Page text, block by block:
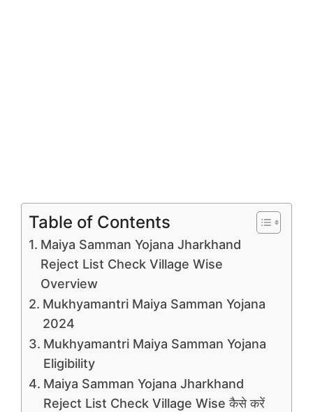
Table of Contents
Maiya Samman Yojana Jharkhand
Reject List Check Village Wise
Overview
Mukhyamantri Maiya Samman Yojana
2024
Mukhyamantri Maiya Samman Yojana
Eligibility
Maiya Samman Yojana Jharkhand
Reject List Check Village Wise कैसे करें